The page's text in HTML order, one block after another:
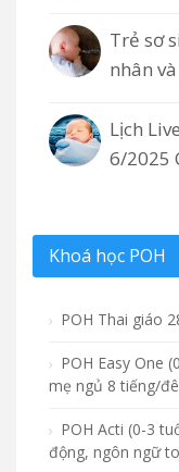
Trẻ sơ
nhân
Lịch
6/2025
Khoá học POH
POH Thai giáo
POH Easy One
mẹ ngủ 8 tiếng/
POH Acti (0-3
động, ngôn ngữ